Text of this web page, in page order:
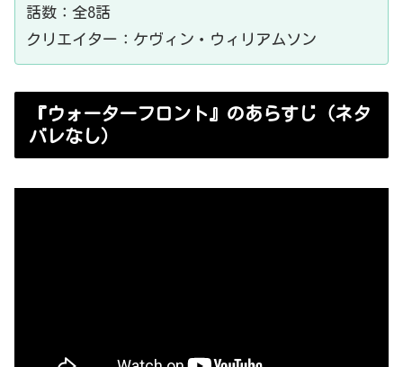
話数：全8話
クリエイター：ケヴィン・ウィリアムソン
『ウォーターフロント』のあらすじ（ネタ
バレなし）